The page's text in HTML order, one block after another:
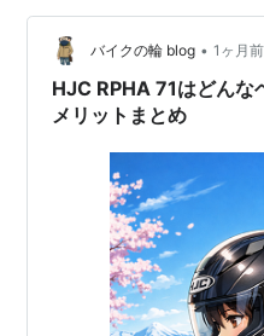
バイクの輪 blog • 1ヶ月前
HJC RPHA 71はどんな
メリットまとめ